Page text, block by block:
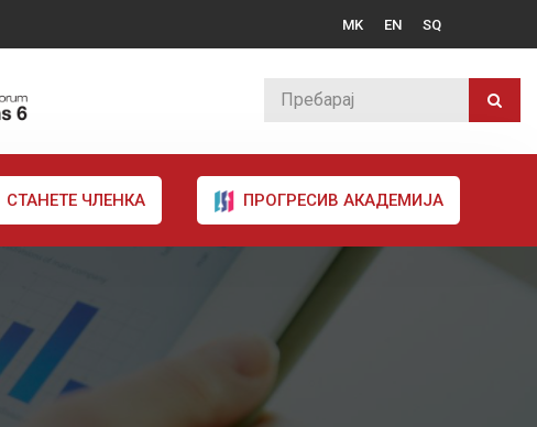
MK EN SQ
СТАНЕТЕ ЧЛЕНКА ПРОГРЕСИВ АКАДЕМИЈА